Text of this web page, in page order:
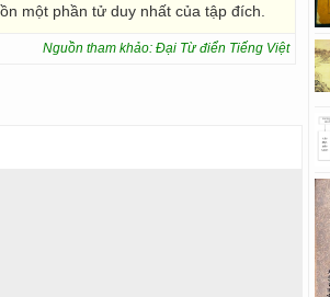
một phần tử duy nhất của tập đích.
Nguồn tham khảo: Đại Từ điển Tiếng Việt